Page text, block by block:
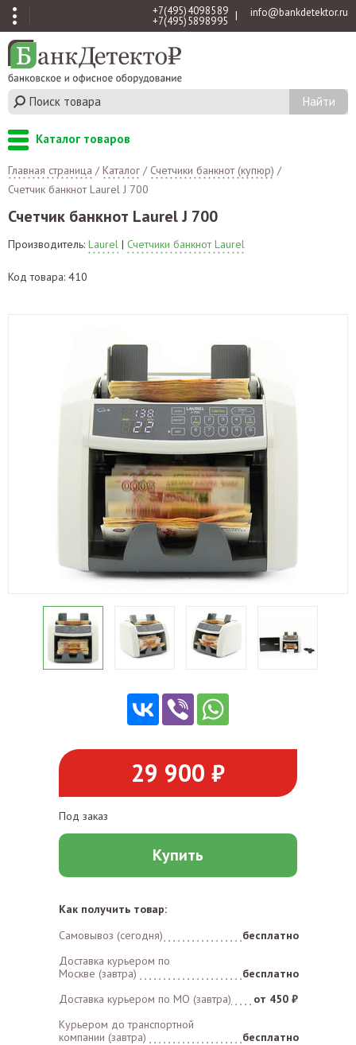
+7 (495) 409 85 89
+7 (495) 589 89 95 | info@bankdetektor.ru
Каталог товаров
Главная страница /Каталог / Счетчики банкнот (купюр) /
Счетчик банкнот Laurel J 700
Счетчик банкнот Laurel J 700
Производитель: Laurel | Счетчики банкнот Laurel
Код товара: 410
29 900 ₽
Под заказ
Купить
Как получить товар:
Самовывоз (сегодня)
бесплатно
Доставка курьером по
Москве (завтра)
бесплатно
Доставка курьером по MO (завтра)
от 450 ₽
Курьером до транспортной
компании (завтра)
бесплатно